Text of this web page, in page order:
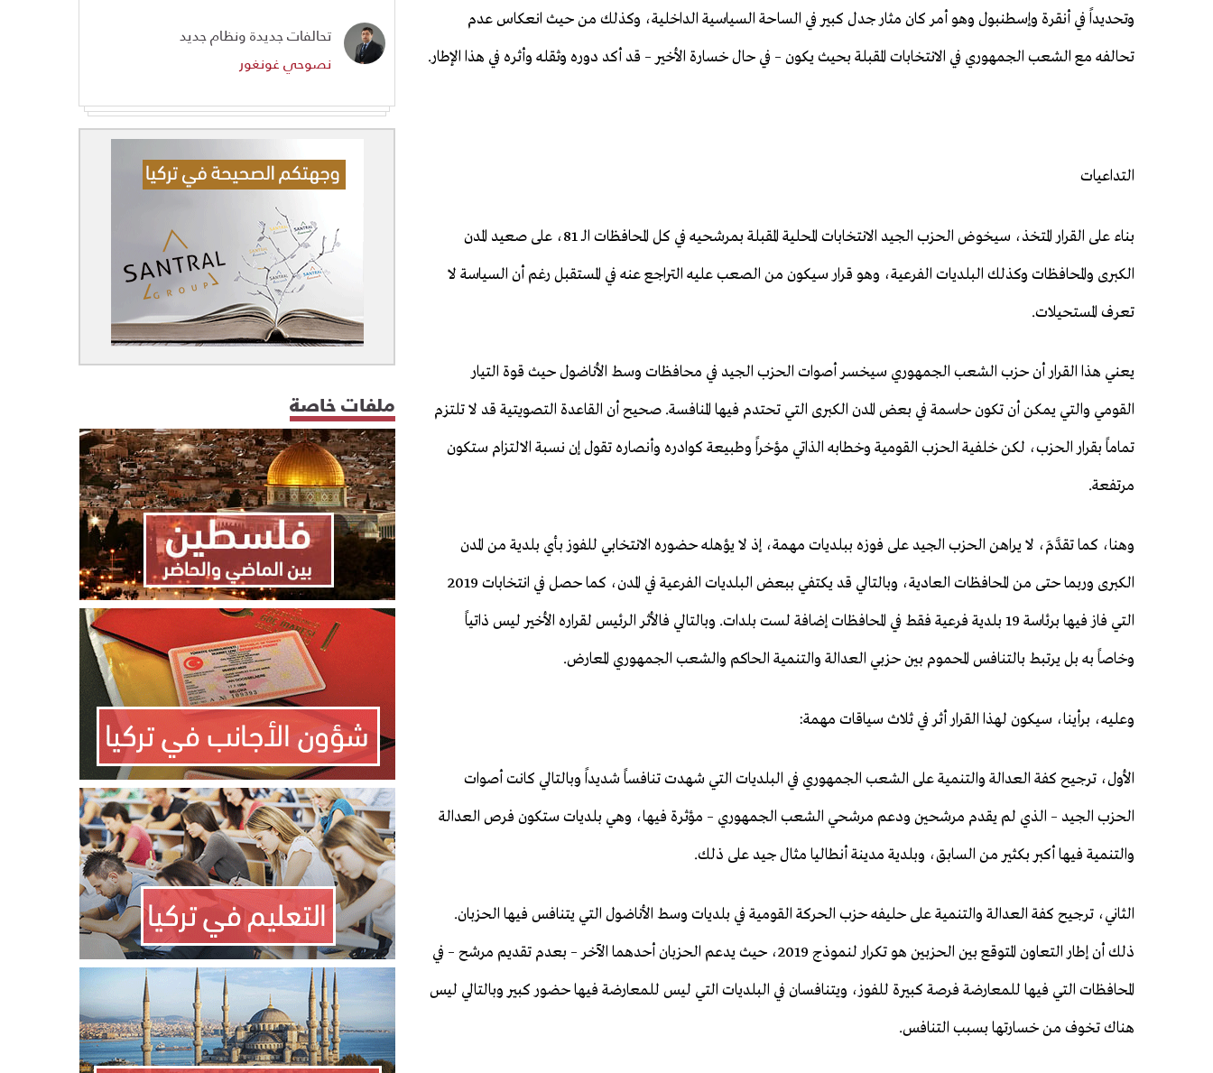
وتحديداً في أنقرة وإسطنبول وهو أمر كان مثار جدل كبير في الساحة السياسية الداخلية، وكذلك من حيث انعكاس عدم
تحالفه مع الشعب الجمهوري في الانتخابات المقبلة بحيث يكون – في حال خسارة الأخير – قد أكد دوره وثقله وأثره في هذا الإطار.
التداعيات
بناء على القرار المتخذ، سيخوض الحزب الجيد الانتخابات المحلية المقبلة بمرشحيه في كل المحافظات الـ 81، على صعيد المدن
الكبرى والمحافظات وكذلك البلديات الفرعية، وهو قرار سيكون من الصعب عليه التراجع عنه في المستقبل رغم أن السياسة لا
تعرف المستحيلات.
يعني هذا القرار أن حزب الشعب الجمهوري سيخسر أصوات الحزب الجيد في محافظات وسط الأناضول حيث قوة التيار
القومي والتي يمكن أن تكون حاسمة في بعض المدن الكبرى التي تحتدم فيها المنافسة. صحيح أن القاعدة التصويتية قد لا تلتزم
تماماً بقرار الحزب، لكن خلفية الحزب القومية وخطابه الذاتي مؤخراً وطبيعة كوادره وأنصاره تقول إن نسبة الالتزام ستكون
مرتفعة.
وهنا، كما تقدَّمَ، لا يراهن الحزب الجيد على فوزه ببلديات مهمة، إذ لا يؤهله حضوره الانتخابي للفوز بأي بلدية من المدن
الكبرى وربما حتى من المحافظات العادية، وبالتالي قد يكتفي ببعض البلديات الفرعية في المدن، كما حصل في انتخابات 2019
التي فاز فيها برئاسة 19 بلدية فرعية فقط في المحافظات إضافة لست بلدات. وبالتالي فالأثر الرئيس لقراره الأخير ليس ذاتياً
وخاصاً به بل يرتبط بالتنافس المحموم بين حزبي العدالة والتنمية الحاكم والشعب الجمهوري المعارض.
وعليه، برأينا، سيكون لهذا القرار أثر في ثلاث سياقات مهمة:
الأول، ترجيح كفة العدالة والتنمية على الشعب الجمهوري في البلديات التي شهدت تنافساً شديداً وبالتالي كانت أصوات
الحزب الجيد – الذي لم يقدم مرشحين ودعم مرشحي الشعب الجمهوري – مؤثرة فيها، وهي بلديات ستكون فرص العدالة
والتنمية فيها أكبر بكثير من السابق، وبلدية مدينة أنطاليا مثال جيد على ذلك.
الثاني، ترجيح كفة العدالة والتنمية على حليفه حزب الحركة القومية في بلديات وسط الأناضول التي يتنافس فيها الحزبان.
ذلك أن إطار التعاون المتوقع بين الحزبين هو تكرار لنموذج 2019، حيث يدعم الحزبان أحدهما الآخر – بعدم تقديم مرشح – في
المحافظات التي فيها للمعارضة فرصة كبيرة للفوز، ويتنافسان في البلديات التي ليس للمعارضة فيها حضور كبير وبالتالي ليس
هناك تخوف من خسارتها بسبب التنافس.
تحالفات جديدة ونظام جديد
نصوحي غونغور
ملفات خاصة